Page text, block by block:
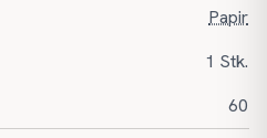
Papir
1 Stk.
60